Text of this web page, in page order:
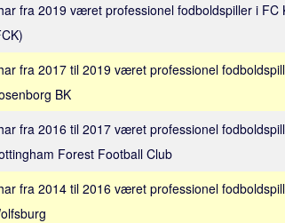
fra 2019 været professionel fodboldspiller i FC
fra 2017 til 2019 været professionel
BK
fra 2016 til 2017 været professionel
Forest Football Club
fra 2014 til 2016 været professionel